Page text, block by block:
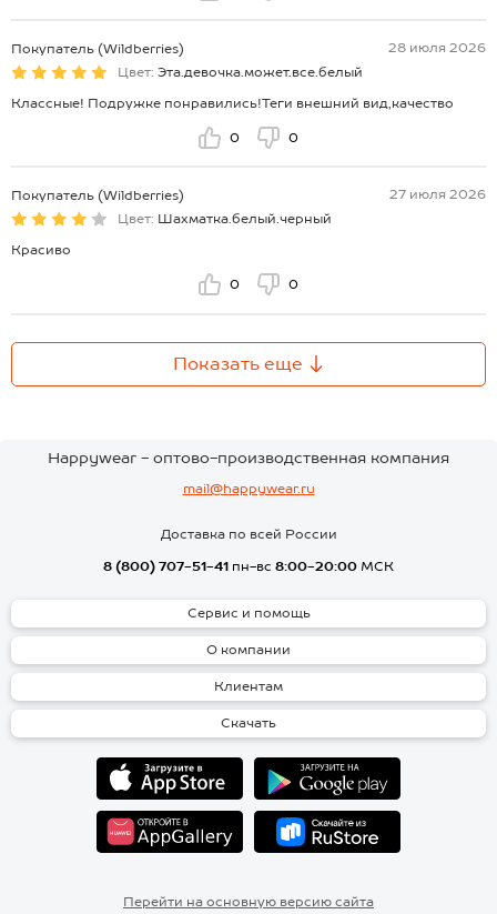
Покупатель (Wildberries)
28 июля 2026
Цвет: Эта.девочка.может.все.белый
Классные! Подружке понравились!Теги внешний вид,качество
0 0
Покупатель (Wildberries)
27 июля 2026
Цвет: Шахматка.белый.черный
Красиво
0 0
Показать еще
Happywear - оптово-производственная компания
mail@happywear.ru
Доставка по всей России
8 (800) 707-51-41 пн-вс 8:00-20:00 МСК
Сервис и помощь
О компании
Клиентам
Скачать
Перейти на основную версию сайта